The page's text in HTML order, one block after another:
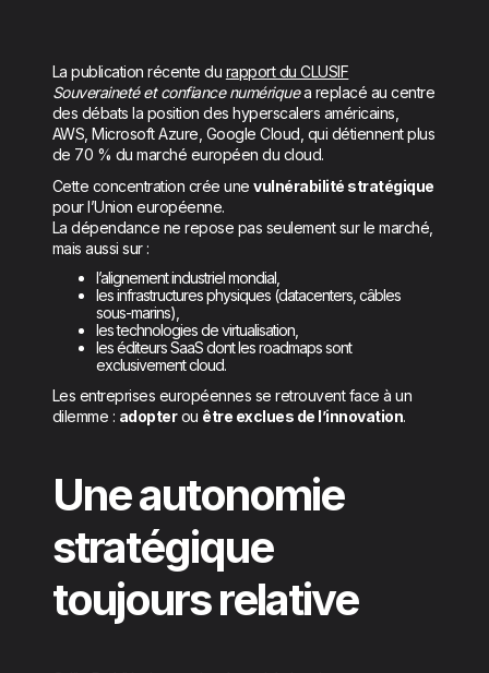
La publication récente du rapport du CLUSIF
Souveraineté et confiance numériquea replacé au centre
des débats la position des hyperscalers américains,
AWS, Microsoft Azure, Google Cloud, qui détiennent plus
de 70 % du marché européen du cloud.
Cette concentration crée unevulnérabilité stratégique
pour l’Union européenne.
La dépendance ne repose pas seulement sur le marché,
mais aussi sur :
l’alignement industriel mondial,
les infrastructures physiques (datacenters, câbles
sous-marins),
les technologies de virtualisation,
les éditeurs SaaS dont les roadmaps sont
exclusivement cloud.
Les entreprises européennes se retrouvent face à un
dilemme : adopterou être exclues de l’innovation.
Une autonomie
stratégique
toujours relative